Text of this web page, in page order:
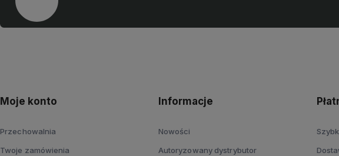
Moje konto
Przechowalnia
Twoje zamówienia
Informacje
Nowości
Autoryzowany dystrybutor